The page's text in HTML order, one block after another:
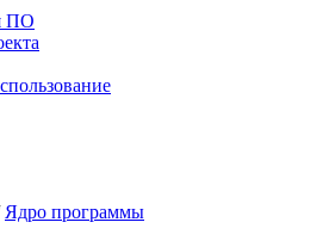
ПО
Ядро программы